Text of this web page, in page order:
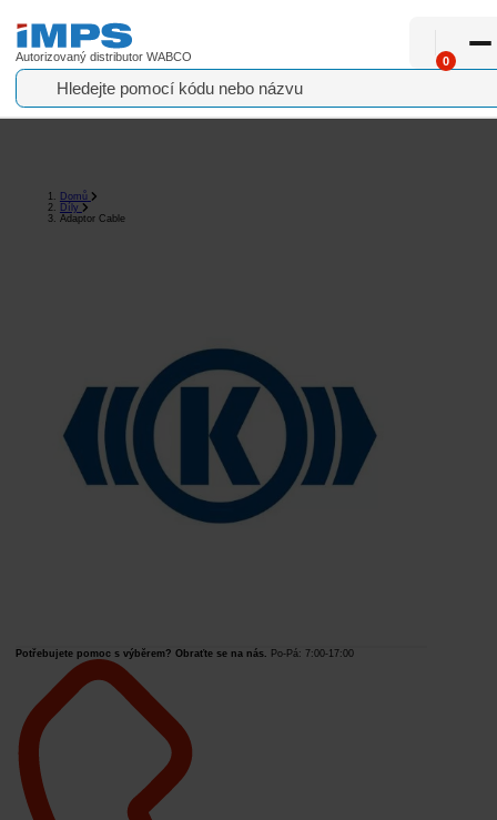
Autorizovaný distributor WABCO 0
Pro servis
Vše o nákupu
Domů
Díly
Adaptor Cable
Potřebujete pomoc s výběrem? Obraťte se na nás. Po-Pá: 7:00-17:00